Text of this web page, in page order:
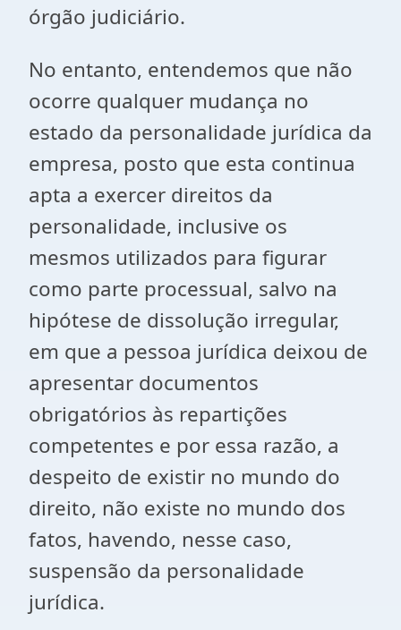
órgão judiciário.
No entanto, entendemos que não
ocorre qualquer mudança no
estado da personalidade jurídica da
empresa, posto que esta continua
apta a exercer direitos da
personalidade, inclusive os
mesmos utilizados para figurar
como parte processual, salvo na
hipótese de dissolução irregular,
em que a pessoa jurídica deixou de
apresentar documentos
obrigatórios às repartições
competentes e por essa razão, a
despeito de existir no mundo do
direito, não existe no mundo dos
fatos, havendo, nesse caso,
suspensão da personalidade
jurídica.